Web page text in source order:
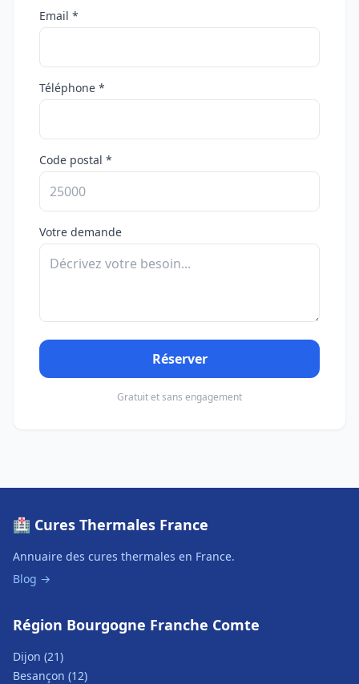
Email *
Téléphone *
Code postal *
Votre demande
Réserver
Gratuit et sans engagement
🏥 Cures Thermales France
Annuaire des cures thermales en France.
Blog →
Région Bourgogne Franche Comte
Dijon (21)
Besançon (12)